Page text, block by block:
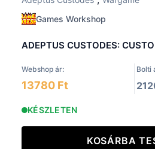
Games Workshop
ADEPTUS CUSTODES:
Webshop ár: Bolti
13780 Ft
KÉSZLETEN
KOSÁRBA